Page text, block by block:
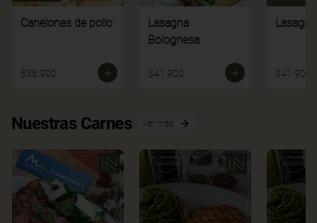
Canelones de pollo
$38.900
Lasagna
Bolognesa
$41.900 $41.900
Nuestras Carnes Ver más